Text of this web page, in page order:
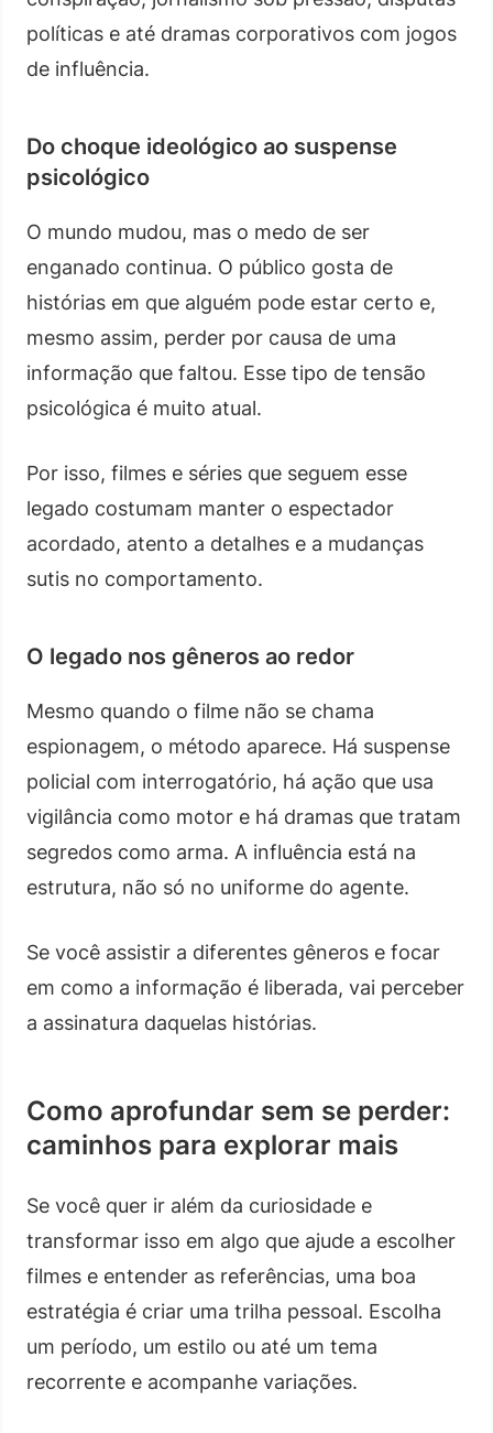
políticas e até dramas corporativos com jogos
de influência.
Do choque ideológico ao suspense
psicológico
O mundo mudou, mas o medo de ser
enganado continua. O público gosta de
histórias em que alguém pode estar certo e,
mesmo assim, perder por causa de uma
informação que faltou. Esse tipo de tensão
psicológica é muito atual.
Por isso, filmes e séries que seguem esse
legado costumam manter o espectador
acordado, atento a detalhes e a mudanças
sutis no comportamento.
O legado nos gêneros ao redor
Mesmo quando o filme não se chama
espionagem, o método aparece. Há suspense
policial com interrogatório, há ação que usa
vigilância como motor e há dramas que tratam
segredos como arma. A influência está na
estrutura, não só no uniforme do agente.
Se você assistir a diferentes gêneros e focar
em como a informação é liberada, vai perceber
a assinatura daquelas histórias.
Como aprofundar sem se perder:
caminhos para explorar mais
Se você quer ir além da curiosidade e
transformar isso em algo que ajude a escolher
filmes e entender as referências, uma boa
estratégia é criar uma trilha pessoal. Escolha
um período, um estilo ou até um tema
recorrente e acompanhe variações.